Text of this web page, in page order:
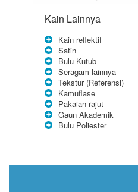
Kain Lainnya
Kain reflektif
Satin
Bulu Kutub
Seragam lainnya
Tekstur (Referensi)
Kamuflase
Pakaian rajut
Gaun Akademik
Bulu Poliester